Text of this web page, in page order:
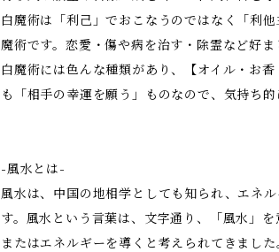
白魔術は「利己」でおこなうのではなく「利
魔術です。恋愛・傷や病を治す・除霊など好
白魔術には色んな種類があり、【オイル・お
も「相手の幸運を願う」ものなので、気持ち
-風水とは-
風水は、中国の地相学としても知られ、エネ
す。風水という言葉は、文字通り、「風水」
またはエネルギーを導くと考えられてきまし